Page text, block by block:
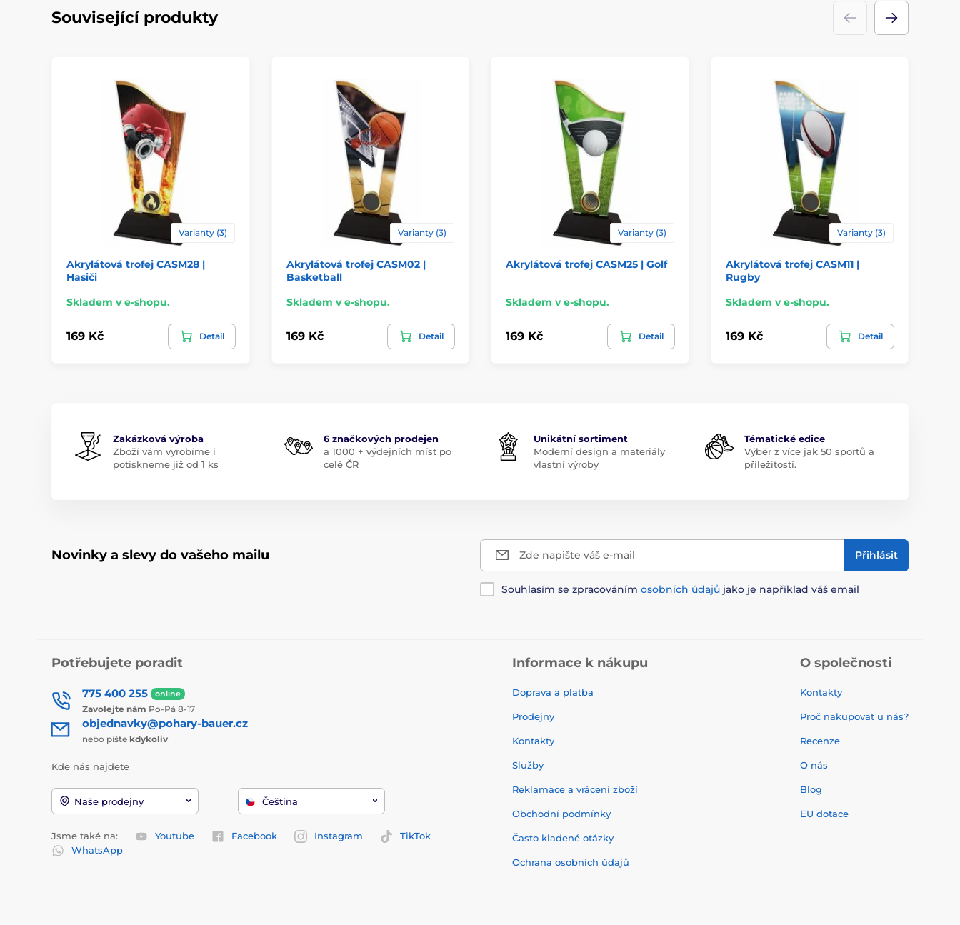
Související produkty
Varianty (3)
Akrylátová trofej CASM28 |
Hasiči
Skladem v e-shopu.
169 Kč Detail
Varianty (3)
Akrylátová trofej CASM02 |
Basketball
Skladem v e-shopu.
169 Kč Detail
Varianty (3)
Akrylátová trofej CASM25 | Golf
Skladem v e-shopu.
169 Kč Detail
Varianty (3)
Akrylátová trofej CASM11 |
Rugby
Skladem v e-shopu.
169 Kč Detail
Zakázková výroba
Zboží vám vyrobíme i
potiskneme již od 1 ks
6 značkových prodejen
a 1000 + výdejních míst po
celé ČR
Unikátní sortiment
Moderní design a materiály
vlastní výroby
Tématické edice
Výběr z více jak 50 sportů a
příležitostí.
Novinky a slevy do vašeho mailu Zde napište váš e-mail Přihlásit
Souhlasím se zpracováním osobních údajů jako je například váš email
Potřebujete poradit
775 400 255 online
Zavolejte nám Po-Pá 8-17
objednavky@pohary-bauer.cz
nebo pište kdykoliv
Kde nás najdete
Naše prodejny Čeština
Jsme také na: Youtube Facebook Instagram
TikTok
WhatsApp
Informace k nákupu
Doprava a platba
Prodejny
Kontakty
Služby
Reklamace a vrácení zboží
Obchodní podmínky
Často kladené otázky
Ochrana osobních údajů
O společnosti
Kontakty
Proč nakupovat u nás?
Recenze
O nás
Blog
EU dotace